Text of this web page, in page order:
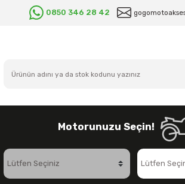
0850 346 28 42
Motorunuzu Seçin!